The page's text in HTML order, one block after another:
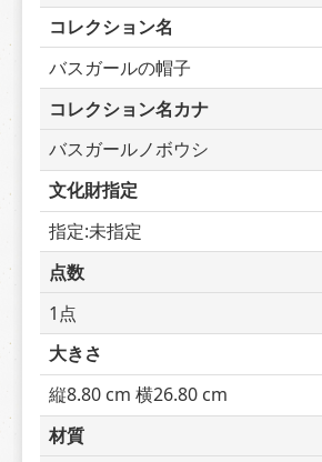
コレクション名
バスガールの帽子
コレクション名カナ
バスガールノボウシ
文化財指定
指定:未指定
点数
1点
大きさ
縦8.80 cm 横26.80 cm
材質